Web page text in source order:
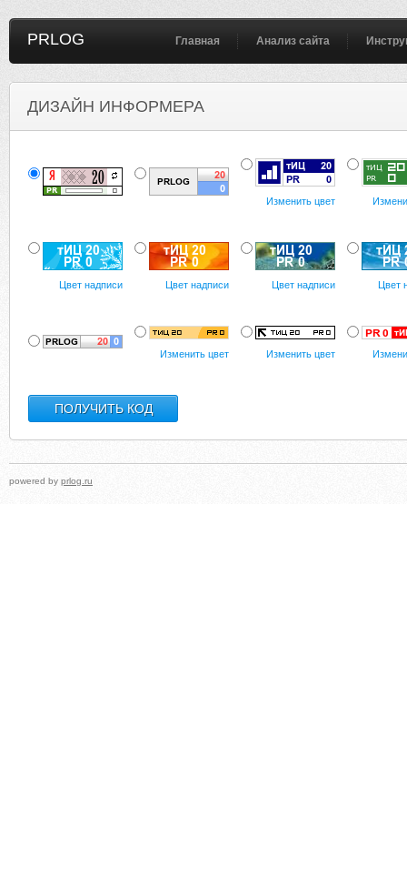
PRLOG Главная Анализ сайта
ДИЗАЙН ИНФОРМЕРА
Изменить цвет
Цвет надписи Цвет надписи Цвет надписи Цвет
Изменить цвет Изменить цвет
powered by prlog.ru